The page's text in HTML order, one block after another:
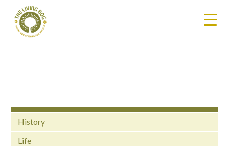
History
Life